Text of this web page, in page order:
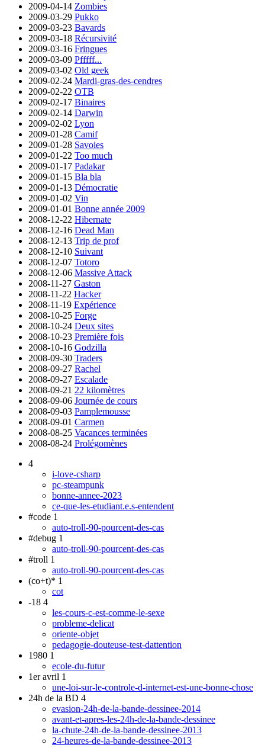
2009-04-14 Zombies
2009-03-29 Pukko
2009-03-23 Bavards
2009-03-18 Récursivité
2009-03-16 Fringues
2009-03-09 Pfffff...
2009-03-02 Old geek
2009-02-24 Mardi-gras-des-cendres
2009-02-22 OTB
2009-02-17 Binaires
2009-02-14 Darwin
2009-02-02 Lyon
2009-01-28 Camif
2009-01-28 Savoies
2009-01-22 Too much
2009-01-17 Padakar
2009-01-15 Bla bla
2009-01-13 Démocratie
2009-01-02 Vin
2009-01-01 Bonne année 2009
2008-12-22 Hibernate
2008-12-16 Dead Man
2008-12-13 Trip de prof
2008-12-10 Suivant
2008-12-07 Totoro
2008-12-06 Massive Attack
2008-11-27 Gaston
2008-11-22 Hacker
2008-11-19 Expérience
2008-10-25 Forge
2008-10-24 Deux sites
2008-10-23 Première fois
2008-10-16 Godzilla
2008-09-30 Traders
2008-09-27 Rachel
2008-09-27 Escalade
2008-09-21 22 kilomètres
2008-09-06 Journée de cours
2008-09-03 Pamplemousse
2008-09-01 Carmen
2008-08-25 Vacances terminées
2008-08-24 Prolégomènes
4
i-love-csharp
pc-steampunk
bonne-annee-2023
ce-que-les-etudiant.e.s-entendent
#code 1
auto-troll-90-pourcent-des-cas
#debug 1
auto-troll-90-pourcent-des-cas
#troll 1
auto-troll-90-pourcent-des-cas
(co+t)* 1
cot
-18 4
les-cours-c-est-comme-le-sexe
probleme-delicat
oriente-objet
pedagogie-douteuse-test-dattention
1980 1
ecole-du-futur
1er avril 1
une-loi-sur-le-controle-d-internet-est-une-bonne-chose
24h de la BD 4
evasion-24h-de-la-bande-dessinee-2014
avant-et-apres-les-24h-de-la-bande-dessinee
la-chute-24h-de-la-bande-dessinee-2013
24-heures-de-la-bande-dessinee-2013